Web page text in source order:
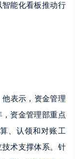
能化看板推动行
表示，资金管理
资金管理部重点
、认领和对账工
术支撑体系。针